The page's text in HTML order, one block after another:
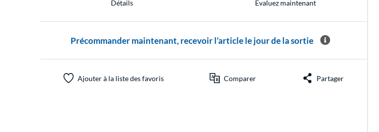
Détails Evaluez maintenant
Précommander maintenant, recevoir l’article le jour de la sortie
Ajouter à la liste des favoris Comparer Partager